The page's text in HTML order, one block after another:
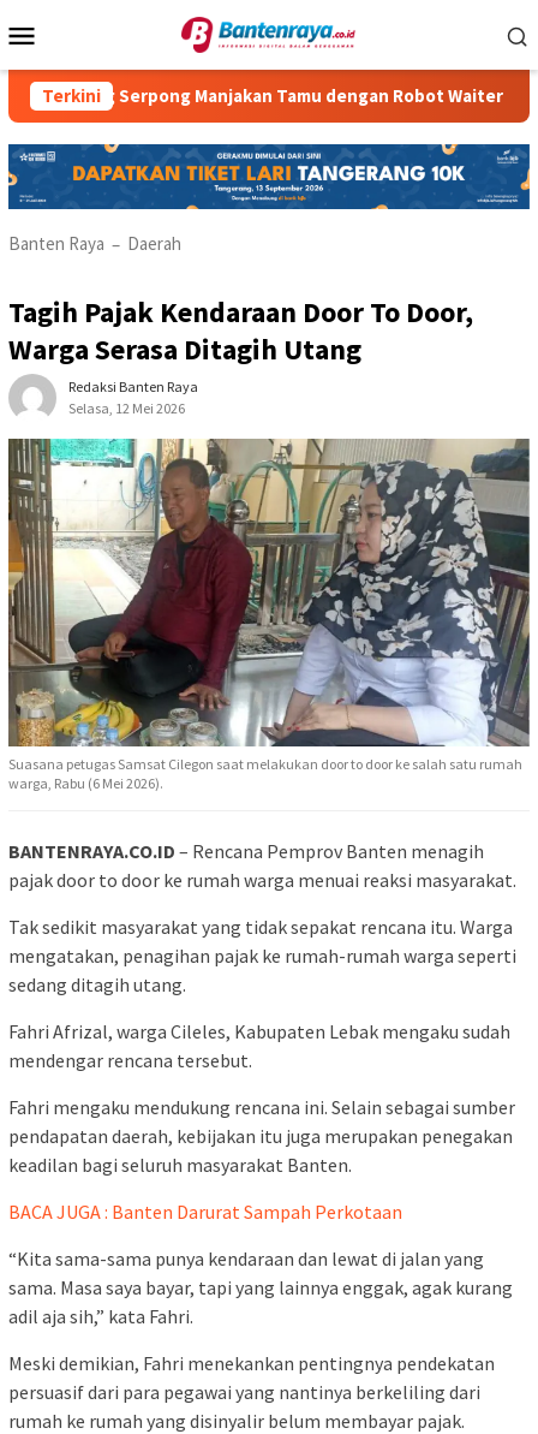
ke
Mobile
Terkini
Manjakan Tamu dengan Robot Waiter RM
Banten Raya – Daerah
Tagih Pajak Kendaraan Door To Door,
Warga Serasa Ditagih Utang
Redaksi Banten Raya
Selasa, 12 Mei 2026
Suasana petugas Samsat Cilegon saat melakukan door to door ke salah satu rumah
warga, Rabu (6 Mei 2026).
BANTENRAYA.CO.ID – Rencana Pemprov Banten menagih
pajak door to door ke rumah warga menuai reaksi masyarakat.
Tak sedikit masyarakat yang tidak sepakat rencana itu. Warga
mengatakan, penagihan pajak ke rumah-rumah warga seperti
sedang ditagih utang.
Fahri Afrizal, warga Cileles, Kabupaten Lebak mengaku sudah
mendengar rencana tersebut.
Fahri mengaku mendukung rencana ini. Selain sebagai sumber
pendapatan daerah, kebijakan itu juga merupakan penegakan
keadilan bagi seluruh masyarakat Banten.
BACA JUGA : Banten Darurat Sampah Perkotaan
“Kita sama-sama punya kendaraan dan lewat di jalan yang
sama. Masa saya bayar, tapi yang lainnya enggak, agak kurang
adil aja sih,” kata Fahri.
Meski demikian, Fahri menekankan pentingnya pendekatan
persuasif dari para pegawai yang nantinya berkeliling dari
rumah ke rumah yang disinyalir belum membayar pajak.